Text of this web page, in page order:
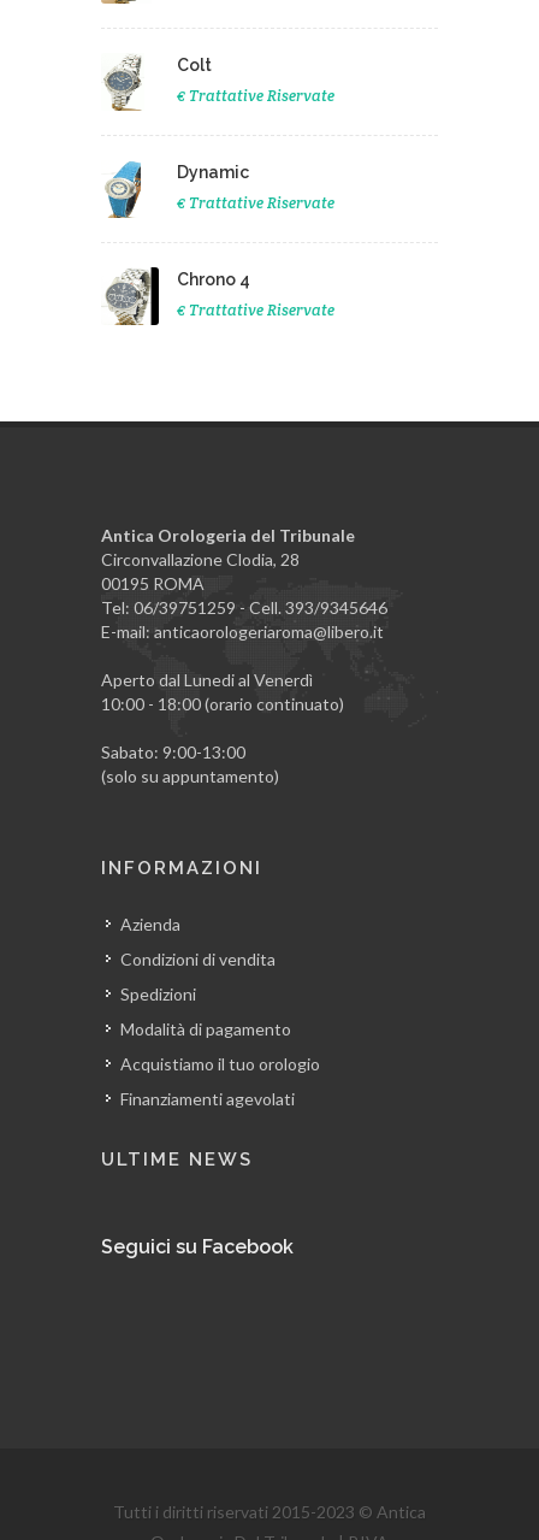
Colt
€ Trattative Riservate
Dynamic
€ Trattative Riservate
Chrono 4
€ Trattative Riservate
Antica Orologeria del Tribunale
Circonvallazione Clodia, 28
00195 ROMA
Tel: 06/39751259 - Cell. 393/9345646
E-mail: anticaorologeriaroma@libero.it
Aperto dal Lunedi al Venerdì
10:00 - 18:00 (orario continuato)
Sabato: 9:00-13:00
(solo su appuntamento)
INFORMAZIONI
Azienda
Condizioni di vendita
Spedizioni
Modalità di pagamento
Acquistiamo il tuo orologio
Finanziamenti agevolati
ULTIME NEWS
Seguici su Facebook
Tutti i diritti riservati 2015-2023 © Antica